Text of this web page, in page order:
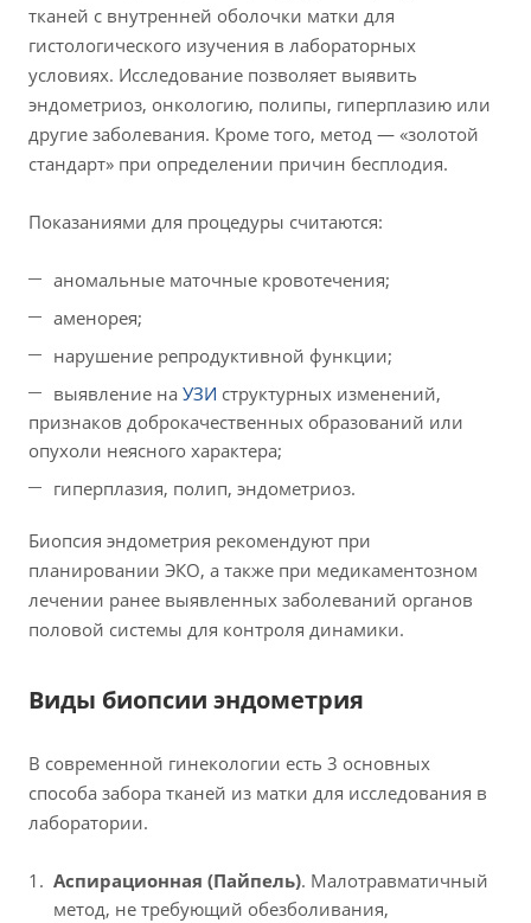
тканей с внутренней оболочки матки для
гистологического изучения в лабораторных
условиях. Исследование позволяет выявить
эндометриоз, онкологию, полипы, гиперплазию или
другие заболевания. Кроме того, метод — «золотой
стандарт» при определении причин бесплодия.
Показаниями для процедуры считаются:
аномальные маточные кровотечения;
аменорея;
нарушение репродуктивной функции;
выявление на УЗИ структурных изменений,
признаков доброкачественных образований или
опухоли неясного характера;
гиперплазия, полип, эндометриоз.
Биопсия эндометрия рекомендуют при
планировании ЭКО, а также при медикаментозном
лечении ранее выявленных заболеваний органов
половой системы для контроля динамики.
Виды биопсии эндометрия
В современной гинекологии есть 3 основных
способа забора тканей из матки для исследования в
лаборатории.
Аспирационная (Пайпель). Малотравматичный
метод, не требующий обезболивания,